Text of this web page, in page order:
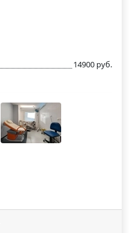
14900 руб.